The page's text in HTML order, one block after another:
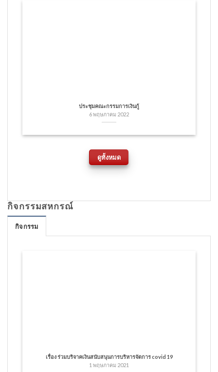
ประชุมคณะกรรมการเงินกู้
6 พฤษภาคม 2022
ดูทั้งหมด
กิจกรรมสหกรณ์
กิจกรรม
เรื่อง ร่วมบริจาคเงินสนับสนุนการบริหารจัดการ covid 19
1 พฤษภาคม 2021